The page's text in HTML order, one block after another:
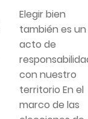
Elegir bien
también es un
acto de
con nuestro
territorio En el
marco de las